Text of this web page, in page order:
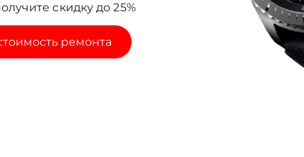
скидку до 25%
ремонта